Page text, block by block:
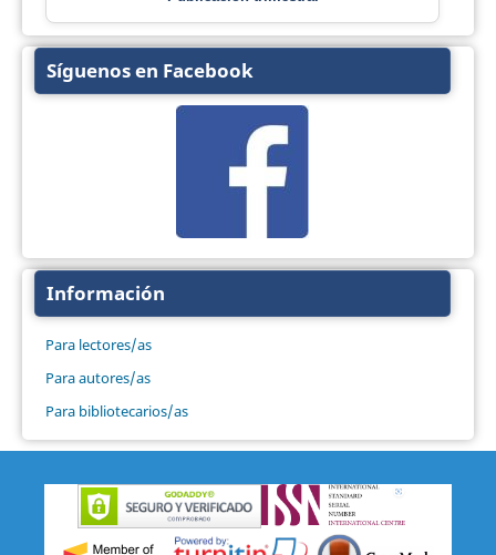
Síguenos en Facebook
Información
Para lectores/as
Para autores/as
Para bibliotecarios/as